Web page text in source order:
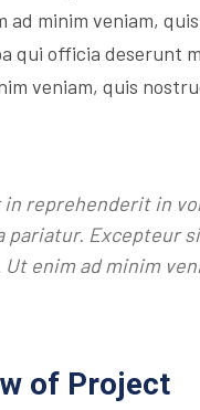
ad minim veniam,
qui officia deserunt
veniam, quis
in reprehenderit in
pariatur. Excepteur
Ut enim ad minim
of Project